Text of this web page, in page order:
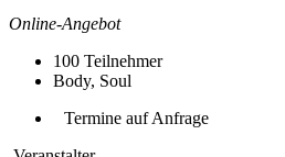
Online-Angebot
100 Teilnehmer
Body, Soul
Termine auf Anfrage